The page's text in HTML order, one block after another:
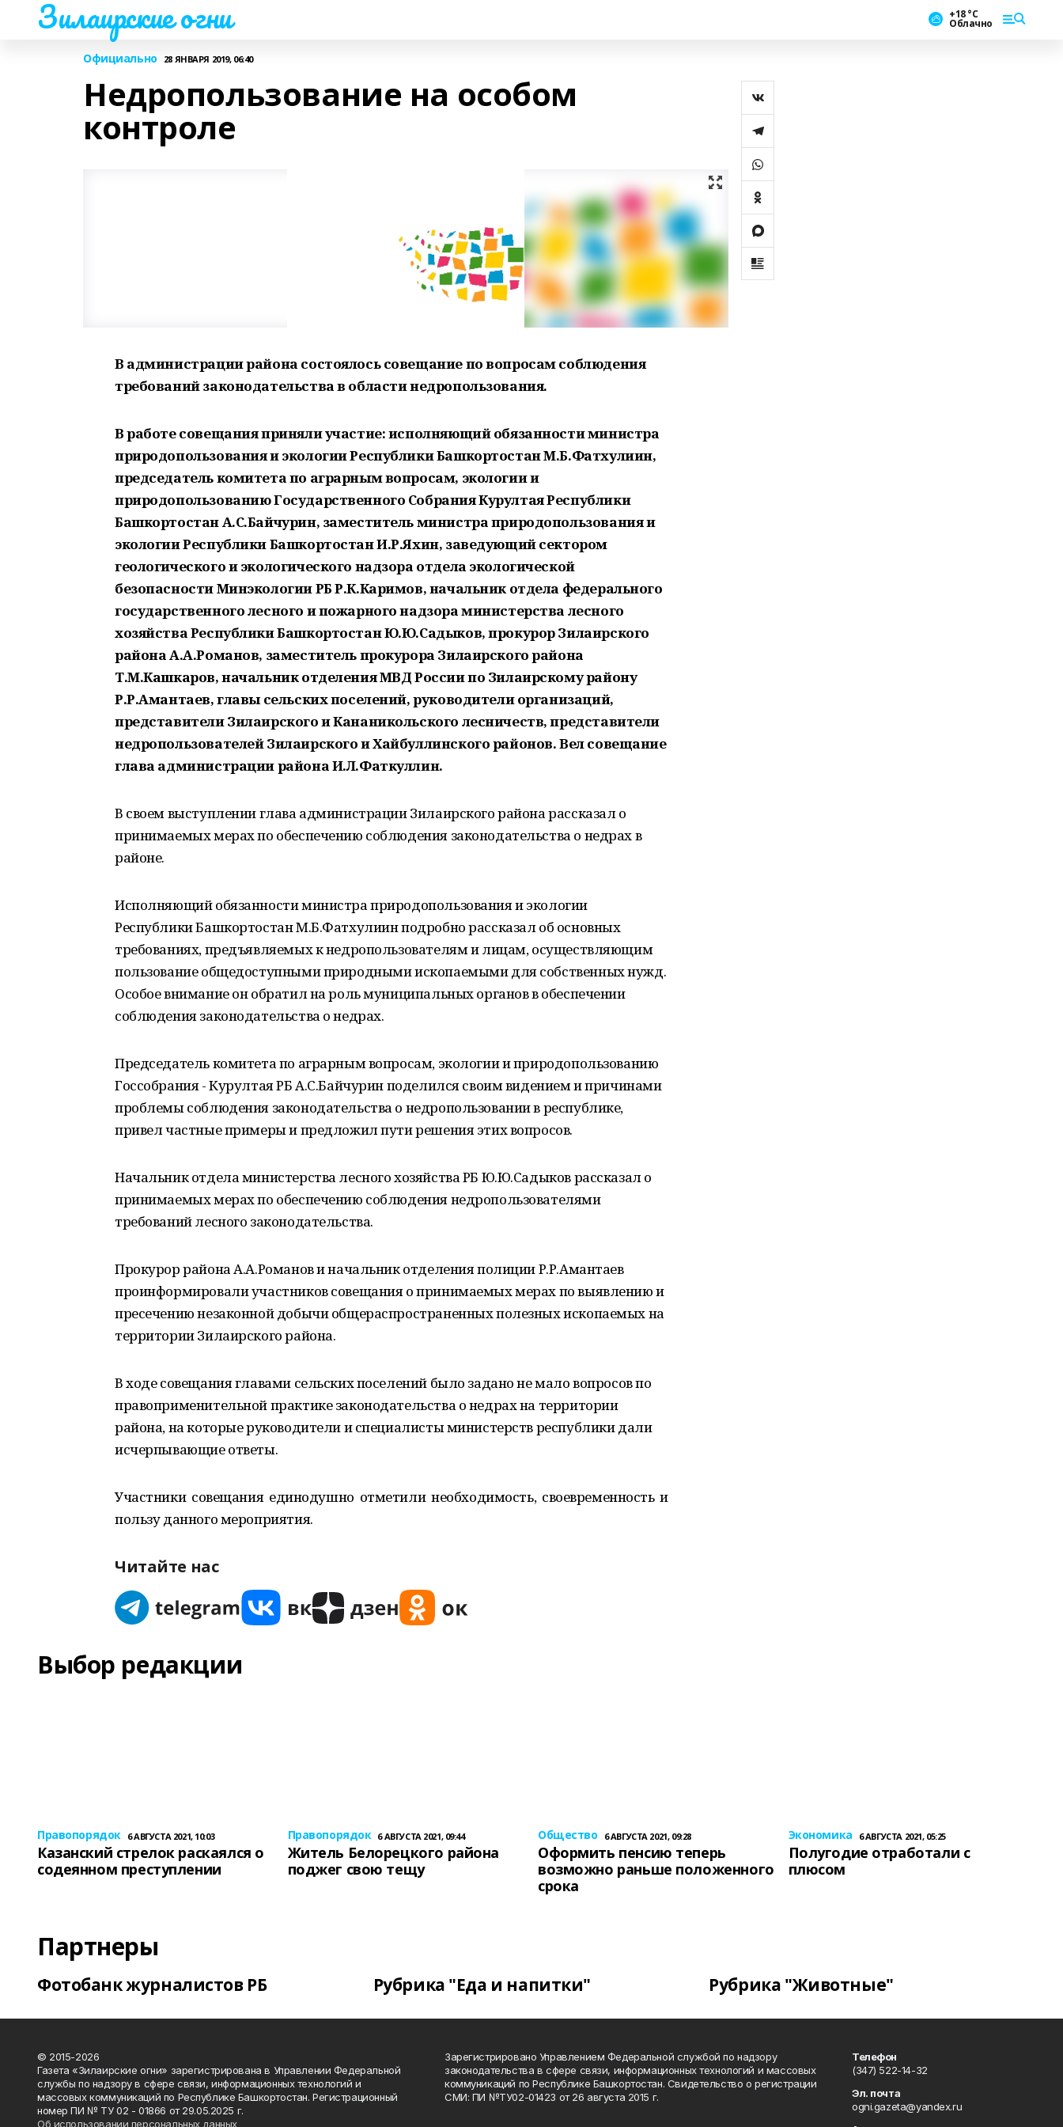
Зилаирские огни +18 °С
Облачно
Официально 28 ЯНВАРЯ 2019, 06:40
Недропользование на особом
контроле
В администрации района состоялось совещание по вопросам соблюдения
требований законодательства в области недропользования.
В работе совещания приняли участие: исполняющий обязанности министра
природопользования и экологии Республики Башкортостан М.Б.Фатхулиин,
председатель комитета по аграрным вопросам, экологии и
природопользованию Государственного Собрания Курултая Республики
Башкортостан А.С.Байчурин, заместитель министра природопользования и
экологии Республики Башкортостан И.Р.Яхин, заведующий сектором
геологического и экологического надзора отдела экологической
безопасности Минэкологии РБ Р.К.Каримов, начальник отдела федерального
государственного лесного и пожарного надзора министерства лесного
хозяйства Республики Башкортостан Ю.Ю.Садыков, прокурор Зилаирского
района А.А.Романов, заместитель прокурора Зилаирского района
Т.М.Кашкаров, начальник отделения МВД России по Зилаирскому району
Р.Р.Амантаев, главы сельских поселений, руководители организаций,
представители Зилаирского и Кананикольского лесничеств, представители
недропользователей Зилаирского и Хайбуллинского районов. Вел совещание
глава администрации района И.Л.Фаткуллин.
В своем выступлении глава администрации Зилаирского района рассказал о
принимаемых мерах по обеспечению соблюдения законодательства о недрах в
районе.
Исполняющий обязанности министра природопользования и экологии
Республики Башкортостан М.Б.Фатхулиин подробно рассказал об основных
требованиях, предъявляемых к недропользователям и лицам, осуществляющим
пользование общедоступными природными ископаемыми для собственных нужд.
Особое внимание он обратил на роль муниципальных органов в обеспечении
соблюдения законодательства о недрах.
Председатель комитета по аграрным вопросам, экологии и природопользованию
Госсобрания - Курултая РБ А.С.Байчурин поделился своим видением и причинами
проблемы соблюдения законодательства о недропользовании в республике,
привел частные примеры и предложил пути решения этих вопросов.
Начальник отдела министерства лесного хозяйства РБ Ю.Ю.Садыков рассказал о
принимаемых мерах по обеспечению соблюдения недропользователями
требований лесного законодательства.
Прокурор района А.А.Романов и начальник отделения полиции Р.Р.Амантаев
проинформировали участников совещания о принимаемых мерах по выявлению и
пресечению незаконной добычи общераспространенных полезных ископаемых на
территории Зилаирского района.
В ходе совещания главами сельских поселений было задано не мало вопросов по
правоприменительной практике законодательства о недрах на территории
района, на которые руководители и специалисты министерств республики дали
исчерпывающие ответы.
Участники совещания единодушно отметили необходимость, своевременность и
пользу данного мероприятия.
Читайте нас
Выбор редакции
Правопорядок 6 АВГУСТА 2021, 10:03
Казанский стрелок раскаялся о
содеянном преступлении
Правопорядок 6 АВГУСТА 2021, 09:44
Житель Белорецкого района
поджег свою тещу
Общество 6 АВГУСТА 2021, 09:28
Оформить пенсию теперь
возможно раньше положенного
срока
Экономика 6 АВГУСТА 2021, 05:25
Полугодие отработали с
плюсом
Партнеры
Фотобанк журналистов РБ Рубрика "Еда и напитки" Рубрика "Животные"
© 2015-2026
Газета «Зилаирские огни» зарегистрирована в Управлении Федеральной
службы по надзору в сфере связи, информационных технологий и
массовых коммуникаций по Республике Башкортостан. Регистрационный
номер ПИ № ТУ 02 - 01866 от 29.05.2025 г.
Об использовании персональных данных
Зарегистрировано Управлением Федеральной службой по надзору
законодательства в сфере связи, информационных технологий и массовых
коммуникаций по Республике Башкортостан. Свидетельство о регистрации
СМИ: ПИ №ТУ02-01423 от 26 августа 2015 г.
Телефон
(347) 522-14-32
Эл. почта
ogni.gazeta@yandex.ru